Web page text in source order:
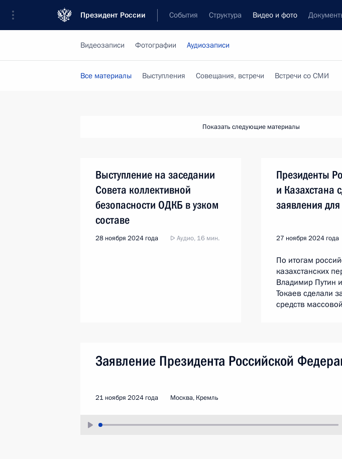
Президент России События Структура Видео и фото
Видеозаписи Фотографии Аудиозаписи
Все материалы Выступления Совещания, встречи Встречи со СМИ
Показать следующие материалы
Выступление на заседании
Совета коллективной
безопасности ОДКБ в узком
составе
28 ноября 2024 года Аудио, 16 мин.
Президенты
и Казахстана
заявления
27 ноября 2024 года
По итогам
казахстанских
Владимир
Токаев сделали
средств
Заявление Президента Российской
21 ноября 2024 года Москва, Кремль